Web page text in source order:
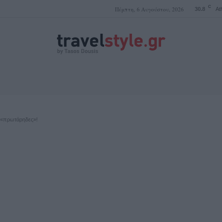
Πέμπτη, 6 Αυγούστου, 2026 30.8 C
«πρωτάρηδες»!